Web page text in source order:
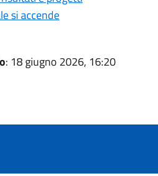
si accende
: 18 giugno 2026, 16:20